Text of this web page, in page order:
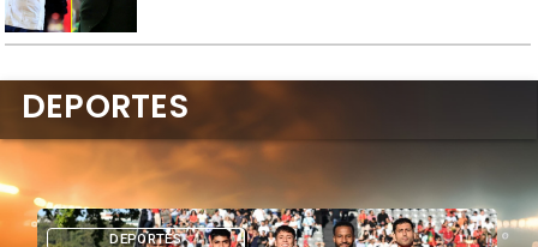
DEPORTES
DEPORTES